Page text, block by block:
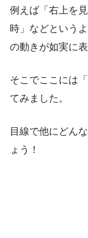
例えば「右上を
時」などという
の動きが如実に
そこでここには
てみました。
目線で他にどん
ょう！